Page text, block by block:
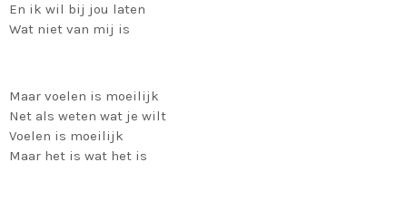
En ik wil bij jou laten
Wat niet van mij is
Maar voelen is moeilijk
Net als weten wat je wilt
Voelen is moeilijk
Maar het is wat het is